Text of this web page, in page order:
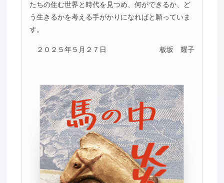
たちの住む世界と時代を見つめ、何ができるか、ど
う生きるかを考える手がかりになればと願っていま
す。
２０２５年５月２７日 板坂 耀子